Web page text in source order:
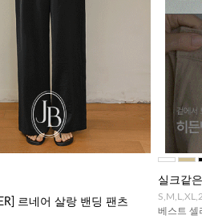
르네어 살랑 밴딩 팬츠
실크같
베스트 셀